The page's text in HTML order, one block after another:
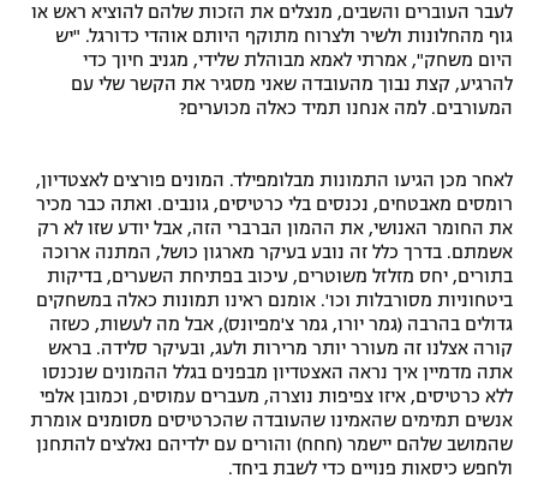
הצטרפות לחבילת הערוצים
לוח דרושים – ג'ובנט
המגזין
לעבר העוברים והשבים, מנצלים את הזכות שלהם להוציא ראש או
גוף מהחלונות ולשיר ולצרוח מתוקף היותם אוהדי כדורגל. "יש
היום משחק", אמרתי לאמא מבוהלת שלידי, מגניב חיוך כדי
להרגיע, קצת נבוך מהעובדה שאני מסגיר את הקשר שלי עם
המעורבים. למה אנחנו תמיד כאלה מכוערים?
לאחר מכן הגיעו התמונות מבלומפילד. המונים פורצים לאצטדיון,
רומסים מאבטחים, נכנסים בלי כרטיסים, גונבים. ואתה כבר מכיר
את החומר האנושי, את ההמון הברברי הזה, אבל יודע שזו לא רק
אשמתם. בדרך כלל זה נובע בעיקר מארגון כושל, המתנה ארוכה
בתורים, יחס מזלזל משוטרים, עיכוב בפתיחת השערים, בדיקות
ביטחוניות מסורבלות וכו'. אומנם ראינו תמונות כאלה במשחקים
גדולים בהרבה (גמר יורו, גמר צ'מפיונס), אבל מה לעשות, כשזה
קורה אצלנו זה מעורר יותר מרירות ולעג, ובעיקר סלידה. בראש
אתה מדמיין איך נראה האצטדיון מבפנים בגלל ההמונים שנכנסו
ללא כרטיסים, איזו צפיפות נוצרה, מעברים עמוסים, וכמובן אלפי
אנשים תמימים שהאמינו שהעובדה שהכרטיסים מסומנים אומרת
שהמושב שלהם יישמר (חחח) והורים עם ילדיהם נאלצים להתחנן
ולחפש כיסאות פנויים כדי לשבת ביחד.